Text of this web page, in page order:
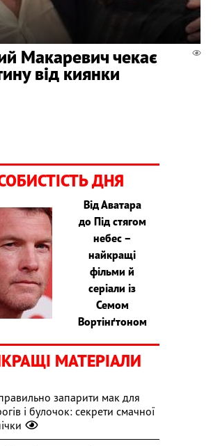
Макаревич чекає
від киянки
ДНЯ
Від Аватара
до Під стягом
небес –
найкращі
фільми й
серіали із
Семом
Вортінґтоном
МАТЕРІАЛИ
запарити мак для
і булочок: секрети смачної